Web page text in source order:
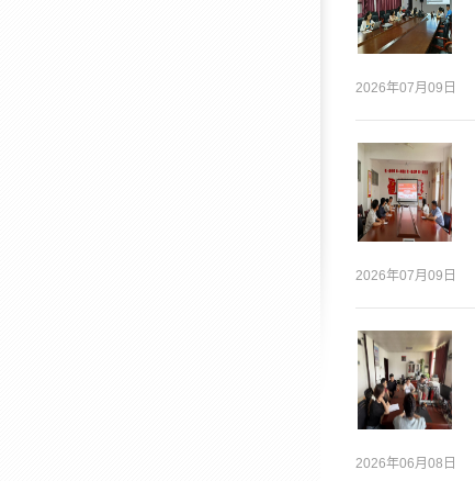
2026年07月09日
2026年07月09日
2026年06月08日